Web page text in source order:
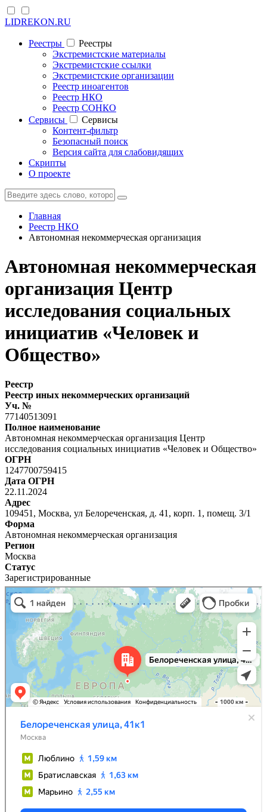
LIDREKON.RU
Реестры
Реестры
Экстремистские материалы
Экстремистские ссылки
Экстремистские организации
Реестр иноагентов
Реестр НКО
Реестр СОНКО
Cервисы
Cервисы
Контент-фильтр
Безопасный поиск
Версия сайта для слабовидящих
Скрипты
О проекте
Главная
Реестр НКО
Автономная некоммерческая организация
Автономная некоммерческая
организация Центр
исследования социальных
инициатив «Человек и
Общество»
Реестр
Реестр иных некоммерческих организаций
Уч. №
77140513091
Полное наименование
Автономная некоммерческая организация Центр
исследования социальных инициатив «Человек и Общество»
ОГРН
1247700759415
Дата ОГРН
22.11.2024
Адрес
109451, Москва, ул Белореченская, д. 41, корп. 1, помещ. 3/1
Форма
Автономная некоммерческая организация
Регион
Москва
Статус
Зарегистрированные